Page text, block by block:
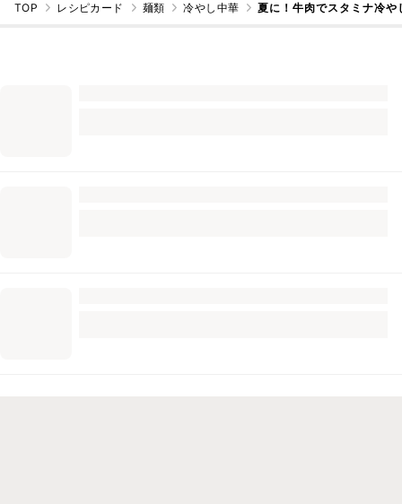
TOP レシピカード 麺類 冷やし中華 夏に！牛肉でスタミナ冷や